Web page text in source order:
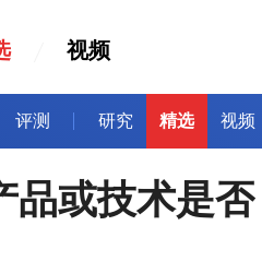
视频
评测 研究 精选 视频
品或技术是否